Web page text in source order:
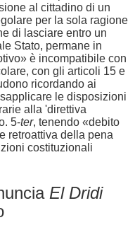
al cittadino di un
per la sola ragione
di lasciare entro un
Stato, permane in
è incompatibile con
con gli articoli 15 e
ricordando ai
le disposizioni
alla 'direttiva
5-ter, tenendo «debito
retroattiva della pena
costituzionali
El Dridi